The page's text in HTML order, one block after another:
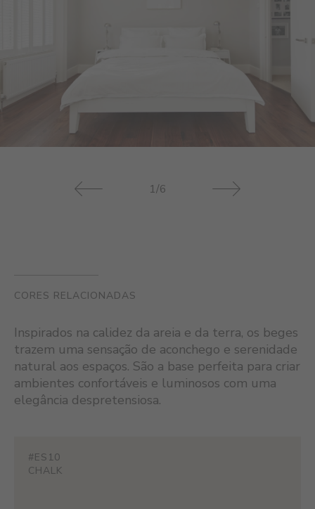
1/6
CORES RELACIONADAS
Inspirados na calidez da areia e da terra, os beges
trazem uma sensação de aconchego e serenidade
natural aos espaços. São a base perfeita para criar
ambientes confortáveis e luminosos com uma
elegância despretensiosa.
#ES10
CHALK